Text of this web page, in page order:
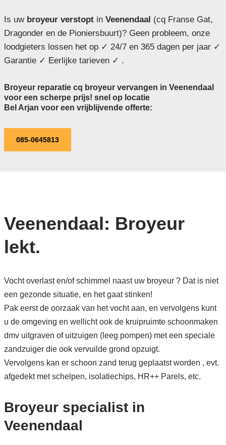
Is uwbroyeur verstoptin Veenendaal (cq Franse Gat,
Dragonder en de Pioniersbuurt)? Geen probleem, onze
loodgieters lossen het op ✓ 24/7 en 365 dagen per jaar ✓
Garantie ✓ Eerlijke tarieven ✓ .
Broyeur reparatie cq broyeur vervangen in Veenendaal
voor een scherpe prijs! snel op locatie
Bel Arjan voor een vrijblijvende offerte:
085-0645813
Veenendaal: Broyeur
lekt.
Vocht overlast en/of schimmel naast uw broyeur ? Dat is niet
een gezonde situatie, en het gaat stinken!
Pak eerst de oorzaak van het vocht aan, en vervolgens kunt
u de omgeving en wellicht ook de kruipruimte schoonmaken
dmv uitgraven of uitzuigen (leeg pompen) met een speciale
zandzuiger die ook vervuilde grond opzuigt.
Vervolgens kan er schoon zand terug geplaatst worden , evt.
afgedekt met schelpen, isolatiechips, HR++ Parels, etc.
Broyeur specialist in
Veenendaal